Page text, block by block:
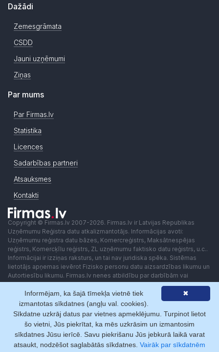
Dažādi
Zemesgrāmata
CSDD
Jauni uzņēmumi
Ziņas
Par mums
Par Firmas.lv
Statistika
Licences
Sadarbības partneri
Atsauksmes
Kontakti
Copyright © Firmas.lv 2007-2026. Firmas.lv ir Latvijas Republikas
Uzņēmumu Reģistra datu atkalizmantotājs. Informācijas avoti:
Uzņēmumu reģistra datu bāzes, Komercreģistrs, Maksātnespējas
reģistrs, Komercķīlu reģistrs, ZL uzņēmumu faktisko datu reģistrs, u.c..
Informācijai ir izziņas raksturs, un tai nav juridiska spēka. Sistēmas
lietotājs apņemas ievērot Fizisko personu datu aizsardzības likumu un
Autortiesību likumu. Firmas.lv nenes atbildību par darbībām vai
lēmumiem, kas balstīti uz saņemto pakalpojumu. Lietotājam aizliegts
izmantot jebkādas automatizētas sistēmas vai iekārtas (robotus)
piekļuvei sistēmai bez rakstiskas saskaņošanas ar Firmas.lv. Galvenā
redaktore: Ingūna Pempere.
Lietošanas noteikumi
Privātuma politika Norēķini ar
✖
Informējam, ka šajā tīmekļa vietnē tiek
izmantotas sīkdatnes (angļu val. cookies).
Sīkdatne uzkrāj datus par vietnes apmeklējumu. Turpinot lietot
šo vietni, Jūs piekrītat, ka mēs uzkrāsim un izmantosim
sīkdatnes Jūsu ierīcē. Savu piekrišanu Jūs jebkurā laikā varat
atsaukt, nodzēšot saglabātās sīkdatnes. Vairāk par sīkdatnēm